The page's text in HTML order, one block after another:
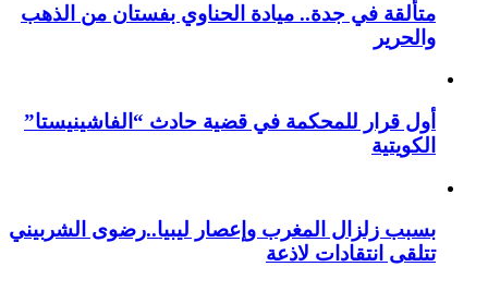
متألقة في جدة.. ميادة الحناوي بفستان من الذهب
والحرير
أول قرار للمحكمة في قضية حادث “الفاشينيستا”
الكويتية
بسبب زلزال المغرب وإعصار ليبيا..رضوى الشربيني
تتلقى انتقادات لاذعة